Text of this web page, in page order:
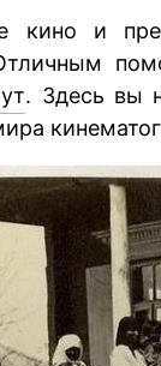
кино и
. Здесь вы